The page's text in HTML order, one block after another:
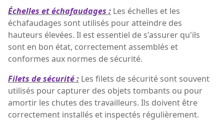
Échelles et échafaudages : Les échelles et les
échafaudages sont utilisés pour atteindre des
hauteurs élevées. Il est essentiel de s'assurer qu'ils
sont en bon état, correctement assemblés et
conformes aux normes de sécurité.
Filets de sécurité : Les filets de sécurité sont souvent
utilisés pour capturer des objets tombants ou pour
amortir les chutes des travailleurs. Ils doivent être
correctement installés et inspectés régulièrement.